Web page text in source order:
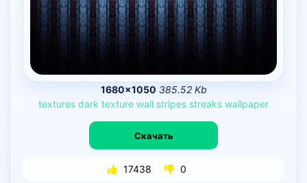
1680×1050 385.52 Kb
textures dark texture wall stripes streaks wallpaper
Скачать
17438 0